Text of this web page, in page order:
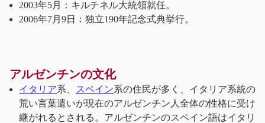
2003年5月：キルチネル大統領就任。
2006年7月9日：独立190年記念式典挙行。
アルゼンチンの文化
イタリア系、 スペイン系の住民が多く、イタリア系統の
荒い言葉遣いが現在のアルゼンチン人全体の性格に受け
継がれるとされる。アルゼンチンのスペイン語はイタリ